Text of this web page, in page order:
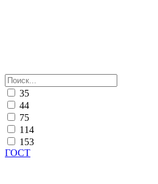
35
44
75
114
153
ГОСТ